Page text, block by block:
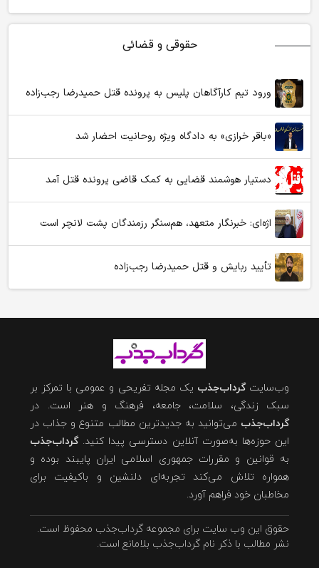
حقوقی و قضائی
ورود تیم کارآگاهان پلیس به پرونده قتل حمیدرضا رجب‌زاده
«باقر خرازی» به دادگاه ویژه روحانیت احضار شد
دستیار هوشمند قضایی به کمک قاضی پرونده قتل آمد
اژه‌ای: خبرنگار متعهد، هم‌سنگر رزمندگان پشت لانچر است
تأیید ربایش و قتل حمیدرضا رجب‌زاده
وب‌سایتگرداب‌جذب یک مجله تفریحی و عمومی با تمرکز بر
سبک زندگی، سلامت، جامعه، فرهنگ و هنر است. در
گرداب‌جذب می‌توانید به جدیدترین مطالب متنوع و جذاب در
این حوزه‌ها به‌صورت آنلاین دسترسی پیدا کنید.گرداب‌جذب
به قوانین و مقررات جمهوری اسلامی ایران پایبند بوده و
همواره تلاش می‌کند تجربه‌ای دلنشین و باکیفیت برای
مخاطبان خود فراهم آورد.
حقوق این وب سایت برای مجموعه گرداب‌جذب محفوظ است.
نشر مطالب با ذکر نام گرداب‌جذب بلامانع است.